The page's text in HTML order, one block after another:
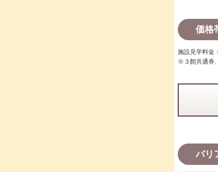
価格
施設見学料金
※３館共通券
バリ